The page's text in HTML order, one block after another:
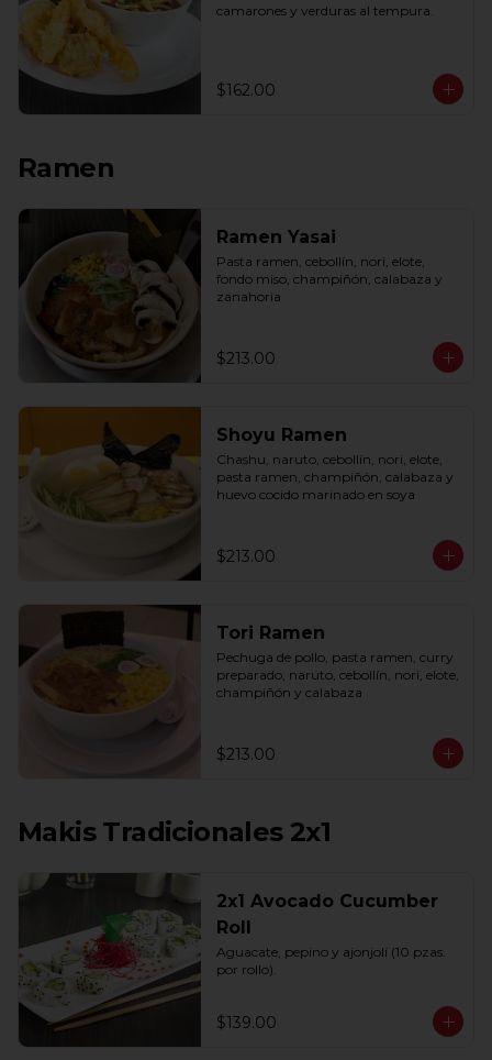
camarones y verduras al tempura.
$162.00
Ramen
Ramen Yasai
Pasta ramen, cebollín, nori, elote,
fondo miso, champiñón, calabaza y
zanahoria
$213.00
Shoyu Ramen
Chashu, naruto, cebollín, nori, elote,
pasta ramen, champiñón, calabaza y
huevo cocido marinado en soya
$213.00
Tori Ramen
Pechuga de pollo, pasta ramen, curry
preparado, naruto, cebollín, nori, elote,
champiñón y calabaza
$213.00
Makis Tradicionales 2x1
2x1 Avocado Cucumber
Roll
Aguacate, pepino y ajonjolí (10 pzas.
por rollo).
$139.00